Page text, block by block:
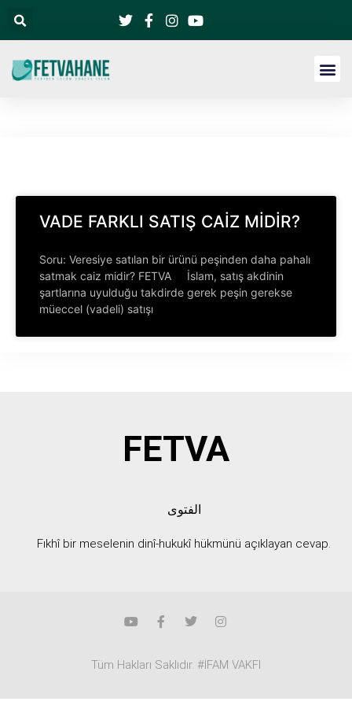
VADE FARKLI SATIŞ CAİZ MİDİR?
Soru: Veresiye satılan bir ürünü peşinden daha pahalı
satmak caiz midir? FETVA İslam, satış akdinin
şartlarına uyulduğu takdirde gerek peşin gerekse
müeccel (vadeli) satışı
FETVA
الفتوى
Fıkhî bir meselenin dinî-hukukî hükmünü açıklayan cevap.
Tüm Hakları Saklıdır. #İFAM VAKFI